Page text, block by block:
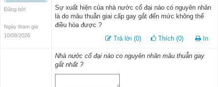
Đăng bởi
Ngày tham gia
10/08/2026
Sự xuất hiện của nhà nước cổ đại nào có nguyên nhân
là do mâu thuẫn giai cấp gay gắt đến mức không thể
điều hòa được ?
Trả lời (0)
Thích (0) In
Nhà nước cổ đại nào co nguyên nhân mâu thuẫn gay
gắt nhất ?